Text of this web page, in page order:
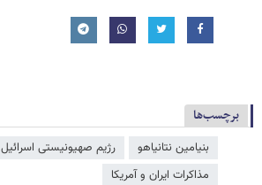
برچسب‌ها
بنیامین نتانیاهو رژیم صهیونیستی اسرائیل
مذاکرات ایران و آمریکا